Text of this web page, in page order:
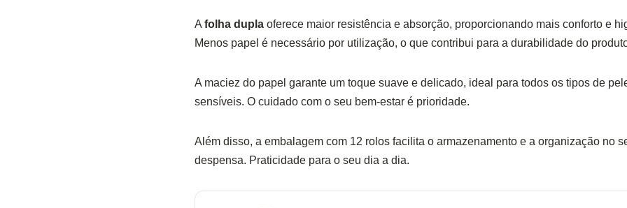
A folha duplaoferece maior resistência e absorção, proporcionando mais conforto e
Menos papel é necessário por utilização, o que contribui para a durabilidade do
A maciez do papel garante um toque suave e delicado, ideal para todos os tipos de
sensíveis. O cuidado com o seu bem-estar é prioridade.
Além disso, a embalagem com 12 rolos facilita o armazenamento e a organização no
despensa. Praticidade para o seu dia a dia.